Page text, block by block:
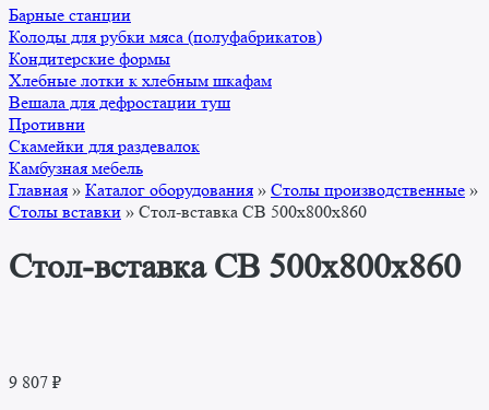
Барные станции
Колоды для рубки мяса (полуфабрикатов)
Кондитерские формы
Хлебные лотки к хлебным шкафам
Вешала для дефростации туш
Противни
Скамейки для раздевалок
Камбузная мебель
Главная » Каталог оборудования » Столы производственные »
Столы вставки » Стол-вставка СВ 500x800x860
Стол-вставка СВ 500x800x860
9 807 ₽